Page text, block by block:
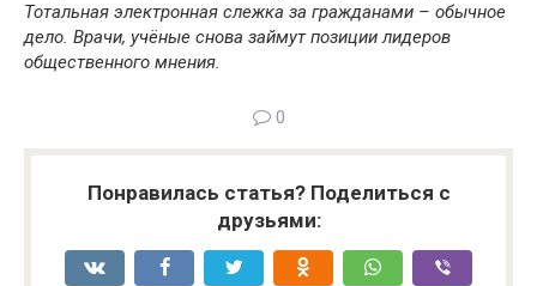
Тотальная электронная слежка за гражданами – обычное
дело. Врачи, учёные снова займут позиции лидеров
общественного мнения.
0
Понравилась статья? Поделиться с
друзьями: